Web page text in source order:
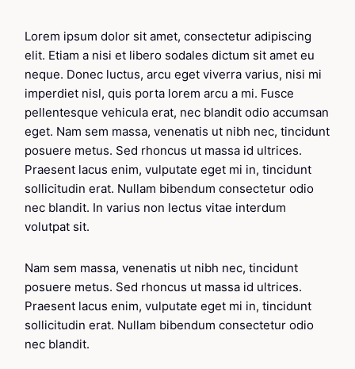
Lorem ipsum dolor sit amet, consectetur adipiscing
elit. Etiam a nisi et libero sodales dictum sit amet eu
neque. Donec luctus, arcu eget viverra varius, nisi mi
imperdiet nisl, quis porta lorem arcu a mi. Fusce
pellentesque vehicula erat, nec blandit odio accumsan
eget. Nam sem massa, venenatis ut nibh nec, tincidunt
posuere metus. Sed rhoncus ut massa id ultrices.
Praesent lacus enim, vulputate eget mi in, tincidunt
sollicitudin erat. Nullam bibendum consectetur odio
nec blandit. In varius non lectus vitae interdum
volutpat sit.
Nam sem massa, venenatis ut nibh nec, tincidunt
posuere metus. Sed rhoncus ut massa id ultrices.
Praesent lacus enim, vulputate eget mi in, tincidunt
sollicitudin erat. Nullam bibendum consectetur odio
nec blandit.